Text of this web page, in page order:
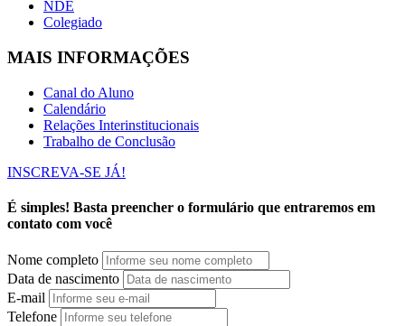
NDE
Colegiado
MAIS INFORMAÇÕES
Canal do Aluno
Calendário
Relações Interinstitucionais
Trabalho de Conclusão
INSCREVA-SE JÁ!
É simples! Basta preencher o formulário que entraremos em
contato com você
Nome completo
Data de nascimento
E-mail
Telefone